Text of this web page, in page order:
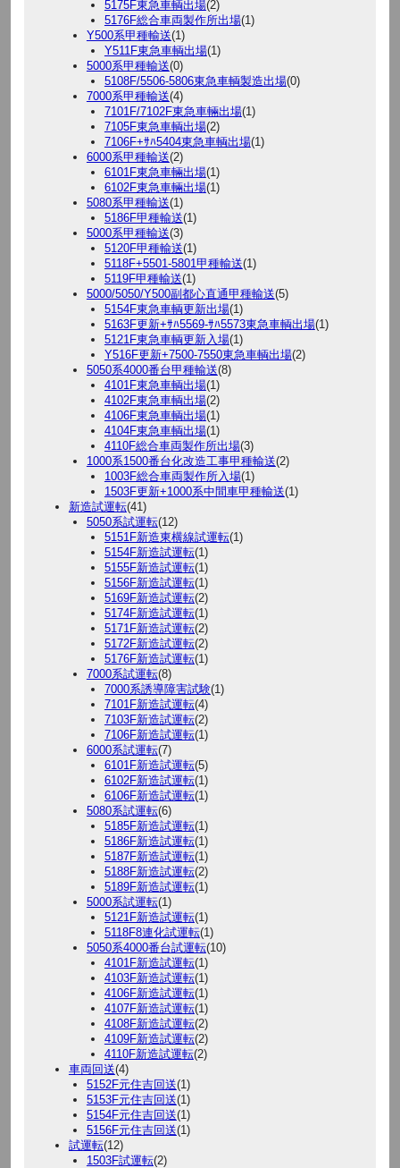
5175F東急車輌出場(2)
5176F総合車両製作所出場(1)
Y500系甲種輸送(1)
Y511F東急車輌出場(1)
5000系甲種輸送(0)
5108F/5506-5806東急車輌製造出場(0)
7000系甲種輸送(4)
7101F/7102F東急車輛出場(1)
7105F東急車輌出場(2)
7106F+ｻﾊ5404東急車輌出場(1)
6000系甲種輸送(2)
6101F東急車輛出場(1)
6102F東急車輛出場(1)
5080系甲種輸送(1)
5186F甲種輸送(1)
5000系甲種輸送(3)
5120F甲種輸送(1)
5118F+5501-5801甲種輸送(1)
5119F甲種輸送(1)
5000/5050/Y500副都心直通甲種輸送(5)
5154F東急車輌更新出場(1)
5163F更新+ｻﾊ5569-ｻﾊ5573東急車輌出場(1)
5121F東急車輌更新入場(1)
Y516F更新+7500-7550東急車輌出場(2)
5050系4000番台甲種輸送(8)
4101F東急車輌出場(1)
4102F東急車輌出場(2)
4106F東急車輌出場(1)
4104F東急車輌出場(1)
4110F総合車両製作所出場(3)
1000系1500番台化改造工事甲種輸送(2)
1003F総合車両製作所入場(1)
1503F更新+1000系中間車甲種輸送(1)
新造試運転(41)
5050系試運転(12)
5151F新造東横線試運転(1)
5154F新造試運転(1)
5155F新造試運転(1)
5156F新造試運転(1)
5169F新造試運転(2)
5174F新造試運転(1)
5171F新造試運転(2)
5172F新造試運転(2)
5176F新造試運転(1)
7000系試運転(8)
7000系誘導障害試験(1)
7101F新造試運転(4)
7103F新造試運転(2)
7106F新造試運転(1)
6000系試運転(7)
6101F新造試運転(5)
6102F新造試運転(1)
6106F新造試運転(1)
5080系試運転(6)
5185F新造試運転(1)
5186F新造試運転(1)
5187F新造試運転(1)
5188F新造試運転(2)
5189F新造試運転(1)
5000系試運転(1)
5121F新造試運転(1)
5118F8連化試運転(1)
5050系4000番台試運転(10)
4101F新造試運転(1)
4103F新造試運転(1)
4106F新造試運転(1)
4107F新造試運転(1)
4108F新造試運転(2)
4109F新造試運転(2)
4110F新造試運転(2)
車両回送(4)
5152F元住吉回送(1)
5153F元住吉回送(1)
5154F元住吉回送(1)
5156F元住吉回送(1)
試運転(12)
1503F試運転(2)